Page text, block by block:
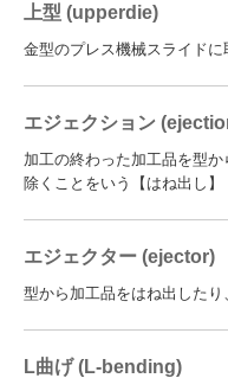
上型 (upperdie)
金型のプレス機械スライド
エジェクション
加工の終わった加工品を型
除くことをいう【はね出し】
エジェクター (ejector)
型から加工品をはね出した
L曲げ (L-bending)